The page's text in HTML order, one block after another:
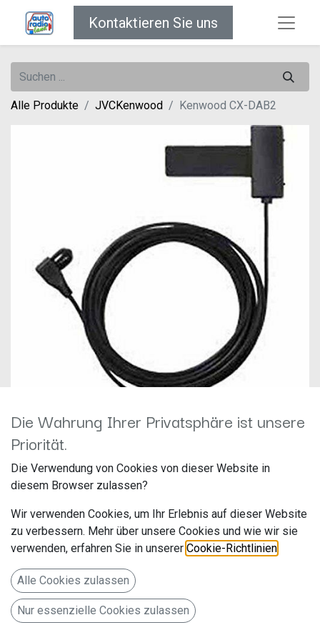
Kontaktieren Sie uns
Alle Produkte JVCKenwood Kenwood CX-DAB2
Kenwood CX-DAB2
Hersteller: JVCKenwood
Artikelnummer: CX-DAB2
Konrad-Adenauer-Allee 1-11
Bad Vilbel 61118
Deutschland www.de.jvckenwood.com
34,90€ Alle Preise inkl. MwSt.zzgl. Versandkosten
Die Wahrung Ihrer Privatsphäre ist unsere
Priorität.
Die Verwendung von Cookies von dieser Website in
diesem Browser zulassen?
Wir verwenden Cookies, um Ihr Erlebnis auf dieser Website
zu verbessern. Mehr über unsere Cookies und wie wir sie
verwenden, erfahren Sie in unserer Cookie-Richtlinien
Alle Cookies zulassen
Nur essenzielle Cookies zulassen